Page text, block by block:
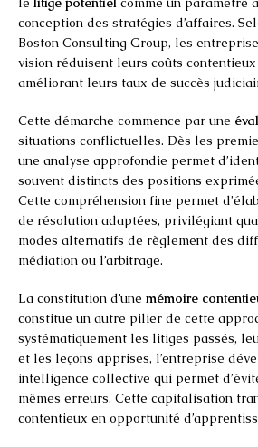
conception des stratégies d’affaires.
Boston Consulting Group, les
vision réduisent leurs coûts contentieux
améliorant leurs taux de succès
Cette démarche commence par une
situations conflictuelles. Dès les
une analyse approfondie permet
souvent distincts des positions
Cette compréhension fine permet
de résolution adaptées, privilégiant
modes alternatifs de règlement des
médiation ou l’arbitrage.
La constitution d’une mémoire
constitue un autre pilier de cette
systématiquement les litiges passés,
et les leçons apprises, l’entreprise
intelligence collective qui permet
mêmes erreurs. Cette capitalisation
contentieux en opportunité